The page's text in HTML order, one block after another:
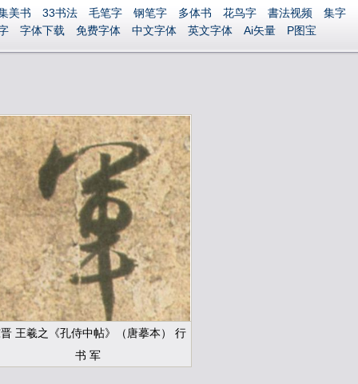
美书 33书法 毛笔字 钢笔字 多体书 花鸟字 書法视频
集字
字体下载 免费字体 中文字体 英文字体 Ai矢量
P图宝
王羲之《孔侍中帖》（唐摹本） 行
书 军